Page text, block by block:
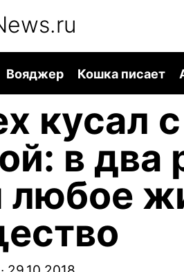
Вояджер Кошка писает
кусал
в два
любое